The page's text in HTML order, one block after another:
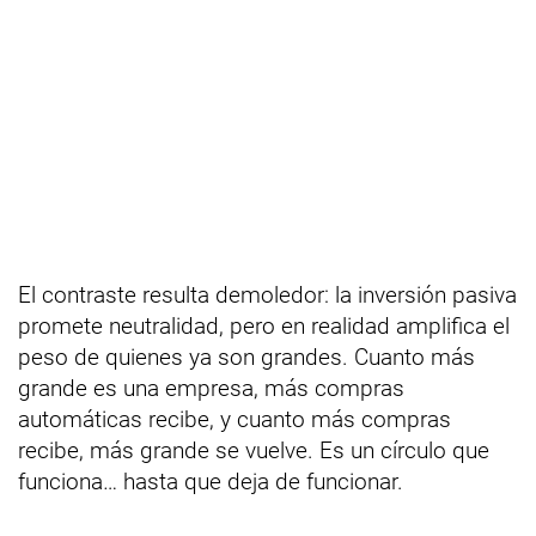
El contraste resulta demoledor: la inversión pasiva
promete neutralidad, pero en realidad amplifica el
peso de quienes ya son grandes. Cuanto más
grande es una empresa, más compras
automáticas recibe, y cuanto más compras
recibe, más grande se vuelve. Es un círculo que
funciona… hasta que deja de funcionar.